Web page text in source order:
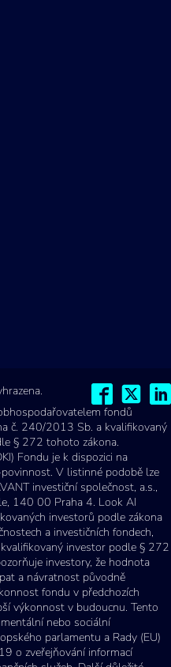
fondů
č. 240/2013 Sb. a kvalifikovaný
§ 272 tohoto zákona.
Fondu je k dispozici na
V listinné podobě lze
investiční společnost, a.s.,
140 00 Praha 4. Look AI
investorů podle zákona
a investičních fondech,
investor podle § 272
investory, že hodnota
a návratnost původně
fondu v předchozích
výkonnost v budoucnu. Tento
nebo sociální
parlamentu a Rady (EU)
o zveřejňování informací